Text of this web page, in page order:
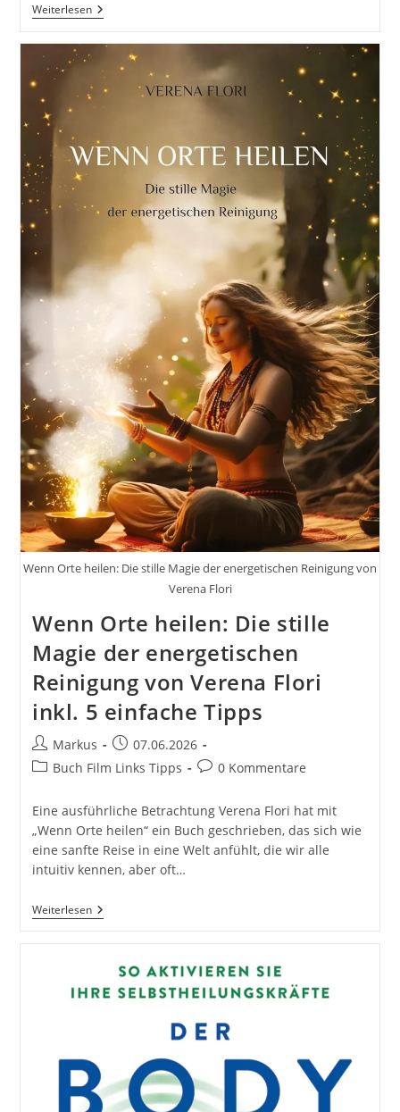
WeiterlesenStrömen:
Hände
Einfach
Von
Susanne
Jarolim
Wenn Orte heilen: Die stille Magie der energetischen Reinigung von
Verena Flori
Wenn Orte heilen: Die stille
Magie der energetischen
Reinigung von Verena Flori
inkl. 5 einfache Tipps
Beitrags-
Autor:
Markus
Beitrag
veröffentlicht:
07.06.2026
Beitrags-
Buch Film Links Tipps
Beitrags-
0 Kommentare
Eine ausführliche Betrachtung Verena Flori hat mit
„Wenn Orte heilen“ ein Buch geschrieben, das sich wie
eine sanfte Reise in eine Welt anfühlt, die wir alle
intuitiv kennen, aber oft…
WeiterlesenWenn
Orte
Stille
Magie
Der
Flori
Inkl.
5